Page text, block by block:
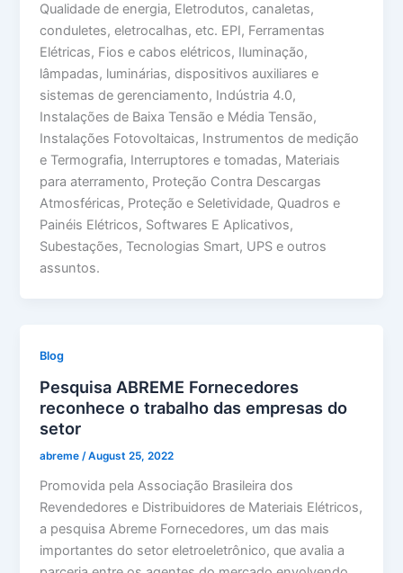
Qualidade de energia, Eletrodutos, canaletas,
conduletes, eletrocalhas, etc. EPI, Ferramentas
Elétricas, Fios e cabos elétricos, Iluminação,
lâmpadas, luminárias, dispositivos auxiliares e
sistemas de gerenciamento, Indústria 4.0,
Instalações de Baixa Tensão e Média Tensão,
Instalações Fotovoltaicas, Instrumentos de medição
e Termografia, Interruptores e tomadas, Materiais
para aterramento, Proteção Contra Descargas
Atmosféricas, Proteção e Seletividade, Quadros e
Painéis Elétricos, Softwares E Aplicativos,
Subestações, Tecnologias Smart, UPS e outros
assuntos.
Blog
Pesquisa ABREME Fornecedores
reconhece o trabalho das empresas do
setor
abreme/August 25, 2022
Promovida pela Associação Brasileira dos
Revendedores e Distribuidores de Materiais Elétricos,
a pesquisa Abreme Fornecedores, um das mais
importantes do setor eletroeletrônico, que avalia a